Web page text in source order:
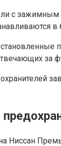
с
за
Ниссан